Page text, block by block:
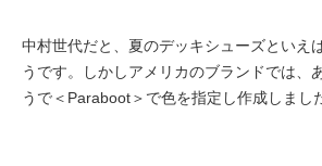
中村世代だと、夏のデッキシューズといえ
うです。しかしアメリカのブランドでは、
うで＜Paraboot＞で色を指定し作成しまし